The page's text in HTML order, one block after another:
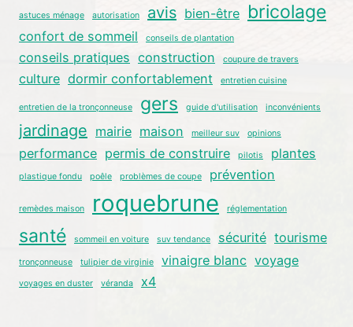
astuces ménage autorisation avis bien-être bricolage
confort de sommeil conseils de plantation
conseils pratiques construction coupure de travers
culture dormir confortablement entretien cuisine
entretien de la tronçonneuse gers guide d'utilisation inconvénients
jardinage mairie maison meilleur suv opinions
performance permis de construire pilotis plantes
plastique fondu poêle problèmes de coupe prévention
remèdes maison roquebrune réglementation
santé sommeil en voiture suv tendance sécurité tourisme
tronçonneuse tulipier de virginie vinaigre blanc voyage
voyages en duster véranda x4